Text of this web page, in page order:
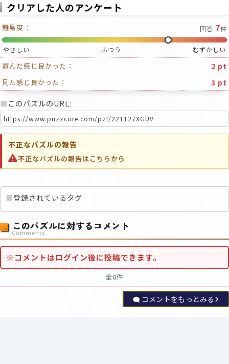
クリアした人のアンケート
難易度： 回答 7件
やさしい ふつう むずかしい
遊んだ感じ良かった： 2 pt
見た感じ良かった：
3 pt
■ このパズルのURL:
不正なパズルの報告
不正なパズルの報告はこちらから
■登録されているタグ
このパズルに対するコメント
Comments
※コメントはログイン後に投稿できます。
全0件
コメントをもっとみる